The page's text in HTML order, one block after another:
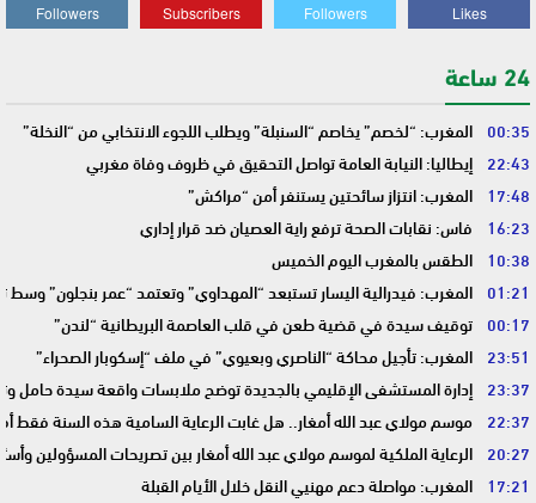
Likes
Followers
Subscribers
Followers
24 ساعة
00:35 المغرب: “لخصم” يخاصم “السنبلة” ويطلب اللجوء الانتخابي من “النخلة”
22:43 إيطاليا: النيابة العامة تواصل التحقيق في ظروف وفاة مغربي
17:48 المغرب: انتزاز سائحتين يستنفر أمن “مراكش”
16:23 فاس: نقابات الصحة ترفع راية العصيان ضد قرار إداري
10:38 الطقس بالمغرب اليوم الخميس
01:21 المغرب: فيدرالية اليسار تستبعد “المهداوي” وتعتمد “عمر بنجلون”
00:17 توقيف سيدة في قضية طعن في قلب العاصمة البريطانية “لندن”
23:51 المغرب: تأجيل محاكة “الناصري وبعيوي” في ملف “إسكوبار الصحراء”
23:37 إدارة المستشفى الإقليمي بالجديدة توضح ملابسات واقعة سيدة حامل
22:37 موسم مولاي عبد الله أمغار.. هل غابت الرعاية السامية هذه السنة فقط
20:27 الرعاية الملكية لموسم مولاي عبد الله أمغار بين تصريحات المسؤولين
17:21 المغرب: مواصلة دعم مهنيي النقل خلال الأيام القبلة